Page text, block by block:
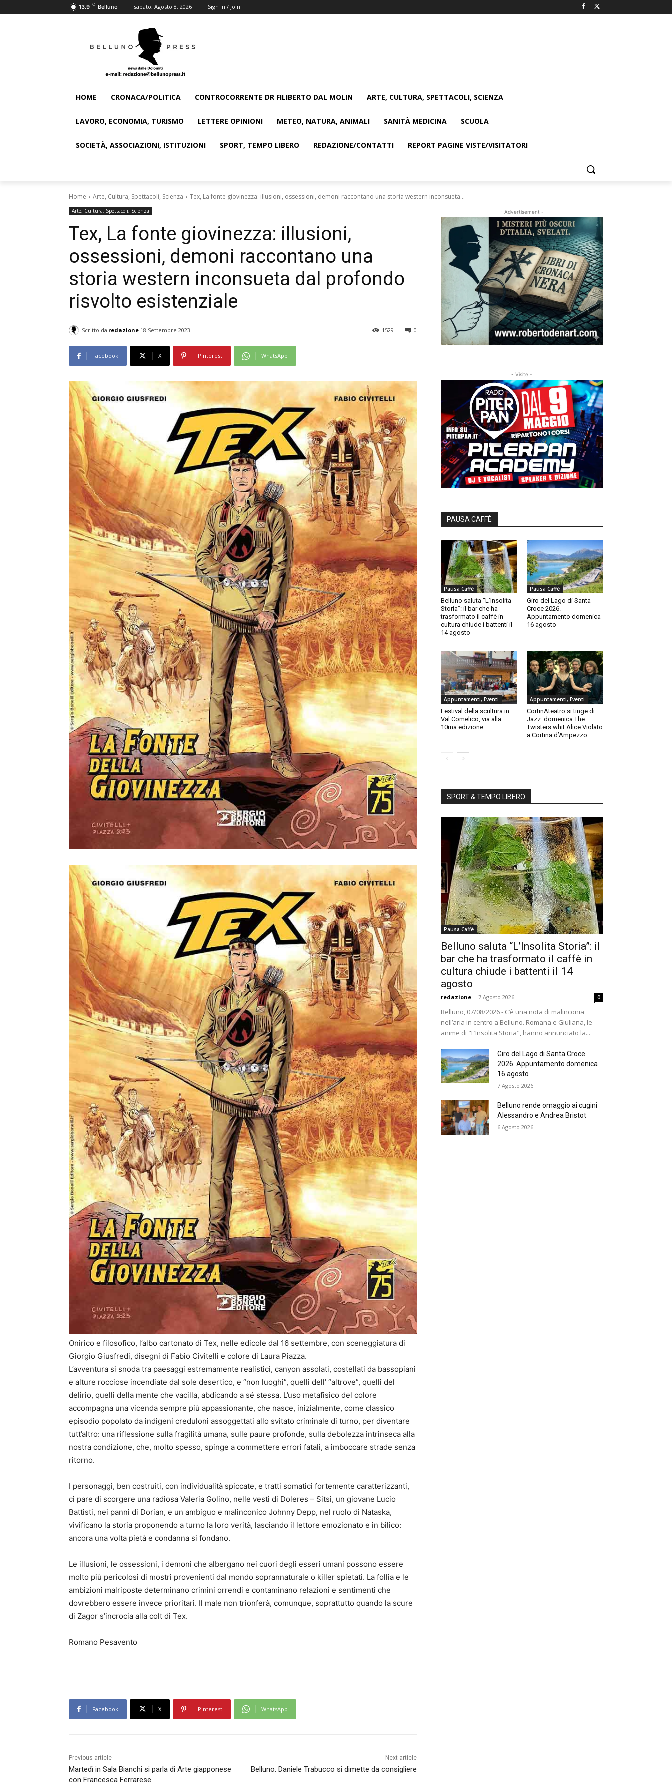
13.9 C Belluno sabato, Agosto 8, 2026 Sign in / Join
HOME CRONACA/POLITICA CONTROCORRENTE DR FILIBERTO DAL MOLIN ARTE, CULTURA, SPETTACOLI, SCIENZA
LAVORO, ECONOMIA, TURISMO LETTERE OPINIONI METEO, NATURA, ANIMALI SANITÀ MEDICINA SCUOLA
SOCIETÀ, ASSOCIAZIONI, ISTITUZIONI SPORT, TEMPO LIBERO REDAZIONE/CONTATTI REPORT PAGINE VISTE/VISITATORI
Home Arte, Cultura, Spettacoli, Scienza Tex, La fonte giovinezza: illusioni, ossessioni, demoni raccontano una storia western inconsueta...
Arte, Cultura, Spettacoli, Scienza
Tex, La fonte giovinezza: illusioni,
ossessioni, demoni raccontano una
storia western inconsueta dal profondo
risvolto esistenziale
Scritto da redazione 18 Settembre 2023 0
1529
Facebook X Pinterest WhatsApp
Onirico e filosofico, l’albo cartonato di Tex, nelle edicole dal 16 settembre, con sceneggiatura di
Giorgio Giusfredi, disegni di Fabio Civitelli e colore di Laura Piazza.
L’avventura si snoda tra paesaggi estremamente realistici, canyon assolati, costellati da bassopiani
e alture rocciose incendiate dal sole desertico, e “non luoghi”, quelli dell’ “altrove”, quelli del
delirio, quelli della mente che vacilla, abdicando a sé stessa. L’uso metafisico del colore
accompagna una vicenda sempre più appassionante, che nasce, inizialmente, come classico
episodio popolato da indigeni creduloni assoggettati allo svitato criminale di turno, per diventare
tutt’altro: una riflessione sulla fragilità umana, sulle paure profonde, sulla debolezza intrinseca alla
nostra condizione, che, molto spesso, spinge a commettere errori fatali, a imboccare strade senza
ritorno.
I personaggi, ben costruiti, con individualità spiccate, e tratti somatici fortemente caratterizzanti,
ci pare di scorgere una radiosa Valeria Golino, nelle vesti di Doleres – Sitsi, un giovane Lucio
Battisti, nei panni di Dorian, e un ambiguo e malinconico Johnny Depp, nel ruolo di Nataska,
vivificano la storia proponendo a turno la loro verità, lasciando il lettore emozionato e in bilico:
ancora una volta pietà e condanna si fondano.
Le illusioni, le ossessioni, i demoni che albergano nei cuori degli esseri umani possono essere
molto più pericolosi di mostri provenienti dal mondo soprannaturale o killer spietati. La follia e le
ambizioni malriposte determinano crimini orrendi e contaminano relazioni e sentimenti che
dovrebbero essere invece prioritari. Il male non trionferà, comunque, soprattutto quando la scure
di Zagor s’incrocia alla colt di Tex.
Romano Pesavento
Facebook X Pinterest WhatsApp
Previous article
Martedì in Sala Bianchi si parla di Arte giapponese
con Francesca Ferrarese
Next article
Belluno. Daniele Trabucco si dimette da consigliere
- Advertisement -
- Visite -
PAUSA CAFFÈ
Pausa Caffè
Belluno saluta “L’Insolita
Storia”: il bar che ha
trasformato il caffè in
cultura chiude i battenti il
14 agosto
Pausa Caffè
Giro del Lago di Santa
Croce 2026.
Appuntamento domenica
16 agosto
Appuntamenti, Eventi
Festival della scultura in
Val Comelico, via alla
10ma edizione
Appuntamenti, Eventi
CortinAteatro si tinge di
Jazz: domenica The
Twisters whit Alice Violato
a Cortina d’Ampezzo
SPORT & TEMPO LIBERO
Pausa Caffè
Belluno saluta “L’Insolita Storia”: il
bar che ha trasformato il caffè in
cultura chiude i battenti il 14
agosto
redazione - 7 Agosto 2026 0
Belluno, 07/08/2026 - C’è una nota di malinconia
nell’aria in centro a Belluno. Romana e Giuliana, le
anime di "L’Insolita Storia", hanno annunciato la...
Giro del Lago di Santa Croce
2026. Appuntamento domenica
16 agosto
7 Agosto 2026
Belluno rende omaggio ai cugini
Alessandro e Andrea Bristot
6 Agosto 2026